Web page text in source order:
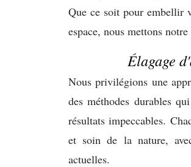
Que ce soit pour embellir
espace, nous mettons
Élagage
Nous privilégions une
des méthodes durables
résultats impeccables.
et soin de la nature,
actuelles.